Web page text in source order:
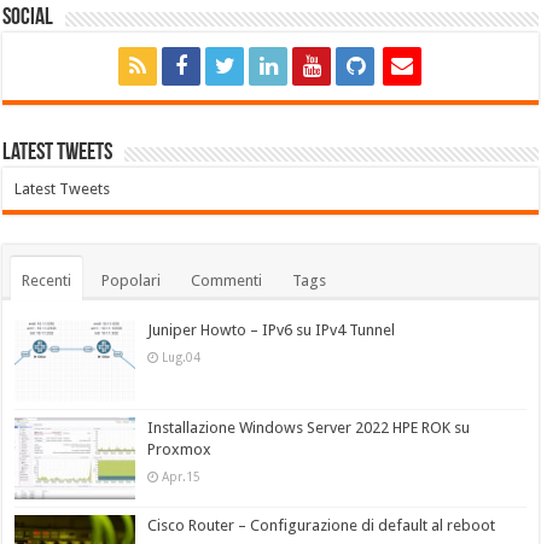
Social
Latest Tweets
Latest Tweets
Recenti Popolari Commenti Tags
Juniper Howto – IPv6 su IPv4 Tunnel
Lug.04
Installazione Windows Server 2022 HPE ROK su
Proxmox
Apr.15
Cisco Router – Configurazione di default al reboot